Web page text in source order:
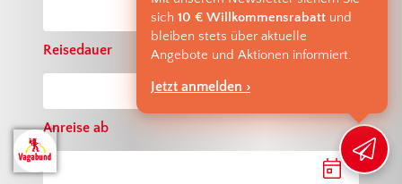
Reisedauer
Anreise ab
sich 10 € Willkommensrabatt und
bleiben stets über aktuelle
Angebote und Aktionen informiert.
Jetzt anmelden ›